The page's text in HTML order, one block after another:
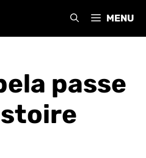
MENU
passe